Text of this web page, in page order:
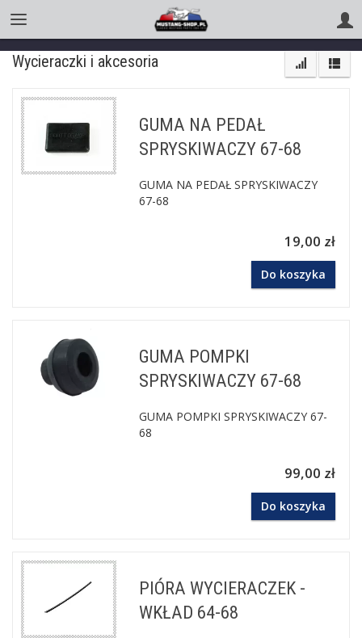
Wycieraczki i akcesoria
GUMA NA PEDAŁ
SPRYSKIWACZY 67-68
GUMA NA PEDAŁ SPRYSKIWACZY
67-68
19,00 zł
Do koszyka
GUMA POMPKI
SPRYSKIWACZY 67-68
GUMA POMPKI SPRYSKIWACZY 67-
68
99,00 zł
Do koszyka
PIÓRA WYCIERACZEK -
WKŁAD 64-68